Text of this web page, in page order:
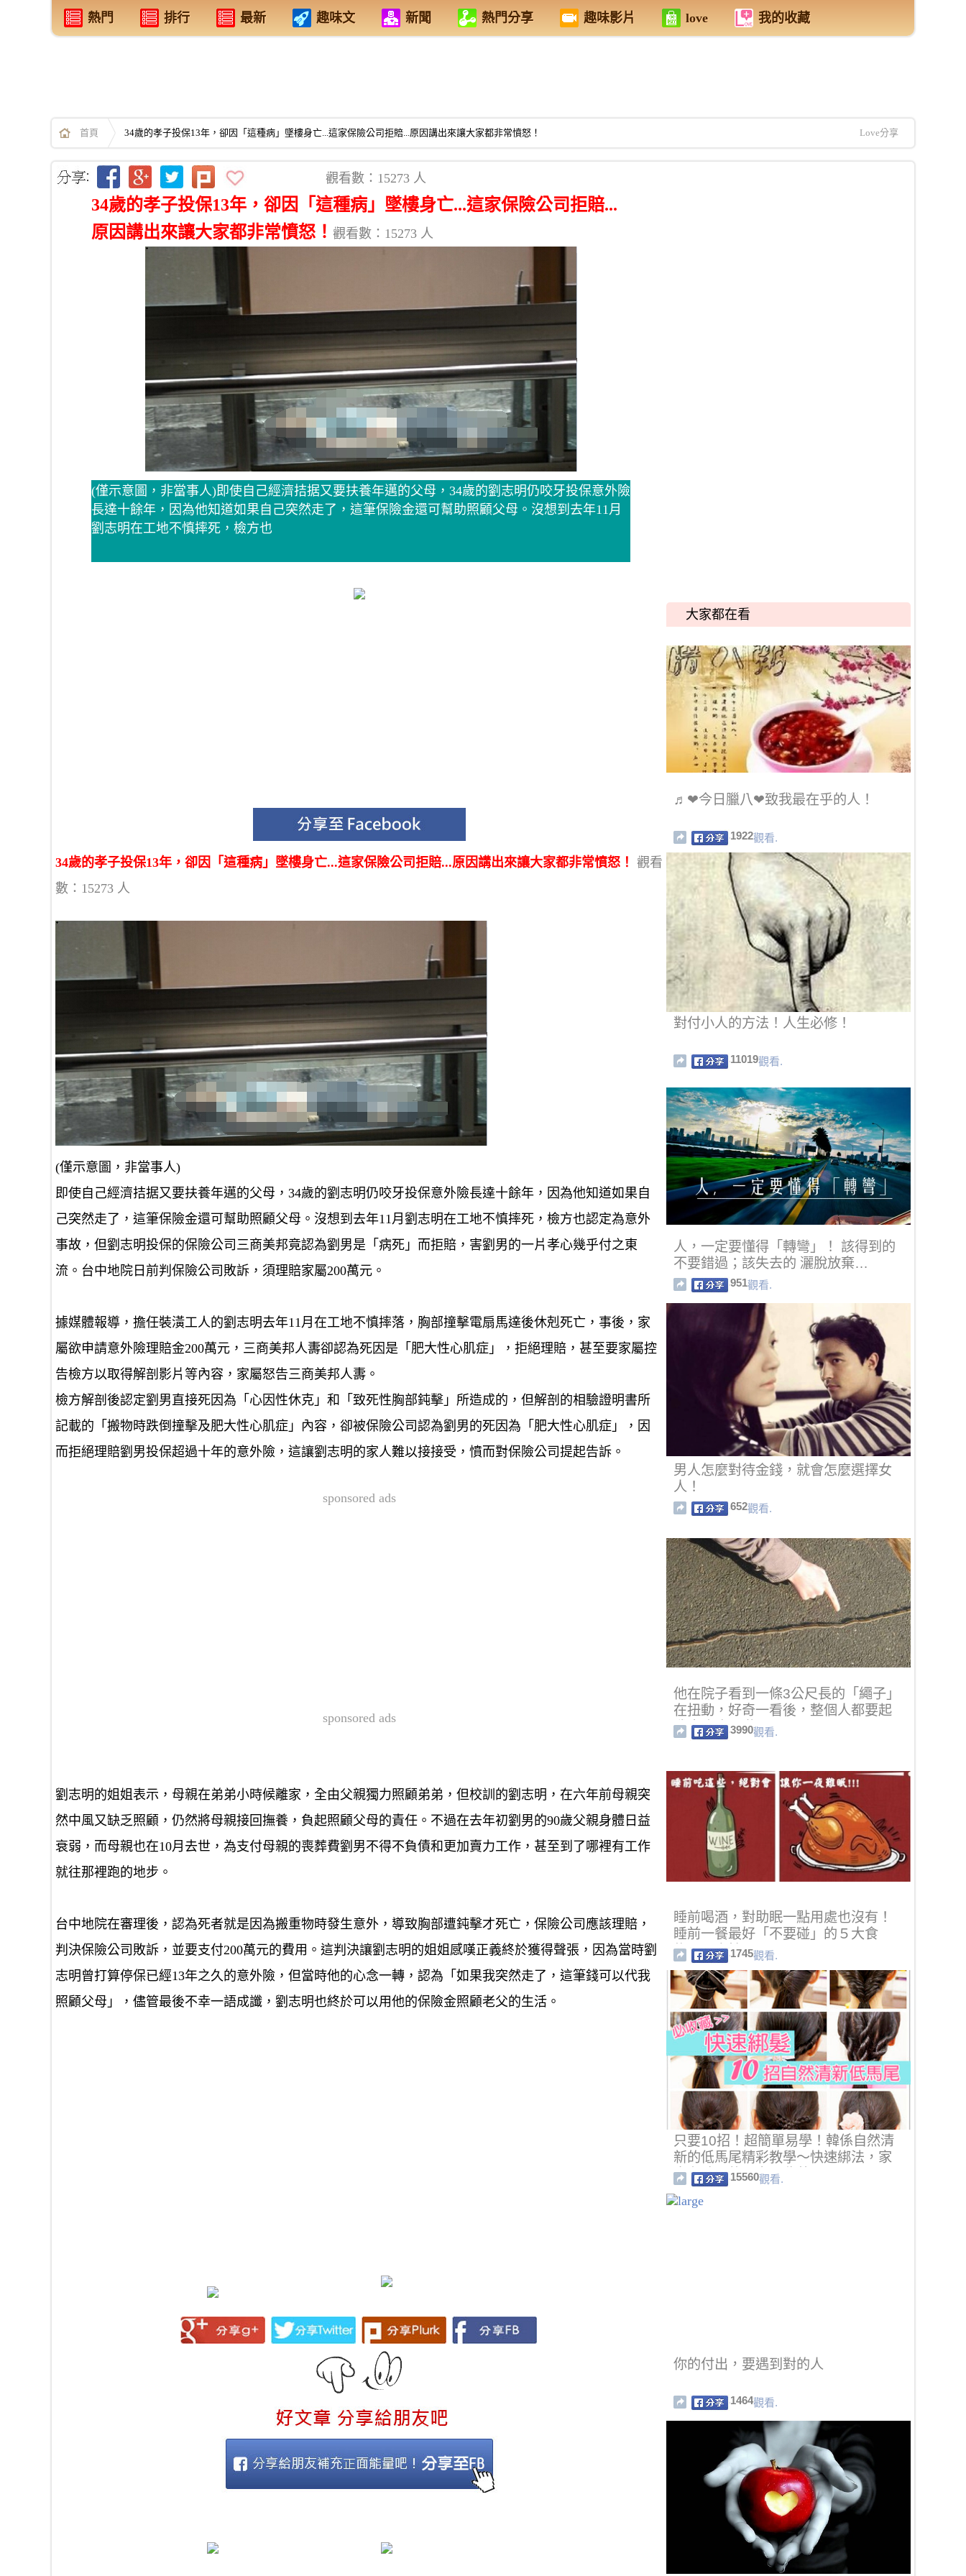
熱門 排行 最新 趣味文 新聞 熱門分享 趣味影片 love 我的收藏
首頁 34歲的孝子投保13年，卻因「這種病」墜樓身亡...這家保險公司拒賠...原因講出來讓大家都非常憤怒！ Love分享
觀看數：15273 人
34歲的孝子投保13年，卻因「這種病」墜樓身亡...這家保險公司拒賠...
原因講出來讓大家都非常憤怒！ 觀看數：15273 人
(僅示意圖，非當事人)即使自己經濟拮据又要扶養年邁的父母，34歲的劉志明仍咬牙投保意外險
長達十餘年，因為他知道如果自己突然走了，這筆保險金還可幫助照顧父母。沒想到去年11月
劉志明在工地不慎摔死，檢方也
34歲的孝子投保13年，卻因「這種病」墜樓身亡...這家保險公司拒賠...原因講出來讓大家都非常憤怒！ 觀看
數：15273 人
(僅示意圖，非當事人)
即使自己經濟拮据又要扶養年邁的父母，34歲的劉志明仍咬牙投保意外險長達十餘年，因為他知道如果自
己突然走了，這筆保險金還可幫助照顧父母。沒想到去年11月劉志明在工地不慎摔死，檢方也認定為意外
事故，但劉志明投保的保險公司三商美邦竟認為劉男是「病死」而拒賠，害劉男的一片孝心幾乎付之東
流。台中地院日前判保險公司敗訴，須理賠家屬200萬元。
據媒體報導，擔任裝潢工人的劉志明去年11月在工地不慎摔落，胸部撞擊電扇馬達後休剋死亡，事後，家
屬欲申請意外險理賠金200萬元，三商美邦人夀卻認為死因是「肥大性心肌症」，拒絕理賠，甚至要家屬控
告檢方以取得解剖影片等內容，家屬怒告三商美邦人夀。
檢方解剖後認定劉男直接死因為「心因性休克」和「致死性胸部鈍擊」所造成的，但解剖的相驗證明書所
記載的「搬物時跌倒撞擊及肥大性心肌症」內容，卻被保險公司認為劉男的死因為「肥大性心肌症」，因
而拒絕理賠劉男投保超過十年的意外險，這讓劉志明的家人難以接接受，憤而對保險公司提起告訴。
sponsored ads
sponsored ads
劉志明的姐姐表示，母親在弟弟小時候離家，全由父親獨力照顧弟弟，但校訓的劉志明，在六年前母親突
然中風又缺乏照顧，仍然將母親接回撫養，負起照顧父母的責任。不過在去年初劉男的90歲父親身體日益
衰弱，而母親也在10月去世，為支付母親的喪葬費劉男不得不負債和更加賣力工作，甚至到了哪裡有工作
就往那裡跑的地步。
台中地院在審理後，認為死者就是因為搬重物時發生意外，導致胸部遭鈍擊才死亡，保險公司應該理賠，
判決保險公司敗訴，並要支付200萬元的費用。這判決讓劉志明的姐姐感嘆正義終於獲得聲張，因為當時劉
志明曾打算停保已經13年之久的意外險，但當時他的心念一轉，認為「如果我突然走了，這筆錢可以代我
照顧父母」，儘管最後不幸一語成讖，劉志明也終於可以用他的保險金照顧老父的生活。
大家都在看
♬❤今日臘八❤致我最在乎的人！
1922觀看.
對付小人的方法！人生必修！
11019觀看.
人，一定要懂得「轉彎」！ 該得到的
不要錯過；該失去的 灑脫放棄…
951觀看.
男人怎麼對待金錢，就會怎麼選擇女
人！
652觀看.
他在院子看到一條3公尺長的「繩子」
在扭動，好奇一看後，整個人都要起
雞皮疙瘩了啦...
3990觀看.
睡前喝酒，對助眠一點用處也沒有！
睡前一餐最好「不要碰」的５大食
物，一次性公開！
1745觀看.
只要10招！超簡單易學！韓係自然清
新的低馬尾精彩教學～快速綁法，家
中有孩子的一定要收藏！
15560觀看.
你的付出，要遇到對的人
1464觀看.